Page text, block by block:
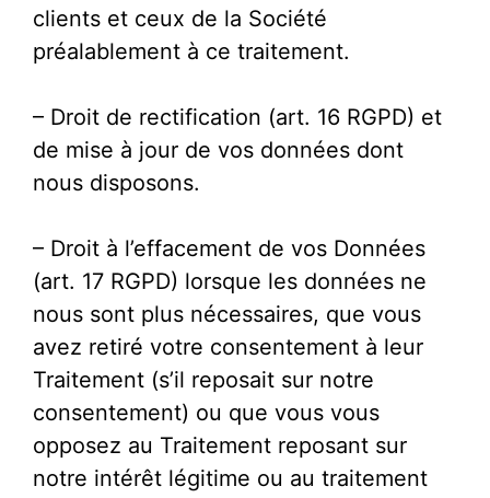
clients et ceux de la Société
préalablement à ce traitement.
– Droit de rectification (art. 16 RGPD) et
de mise à jour de vos données dont
nous disposons.
– Droit à l’effacement de vos Données
(art. 17 RGPD) lorsque les données ne
nous sont plus nécessaires, que vous
avez retiré votre consentement à leur
Traitement (s’il reposait sur notre
consentement) ou que vous vous
opposez au Traitement reposant sur
notre intérêt légitime ou au traitement